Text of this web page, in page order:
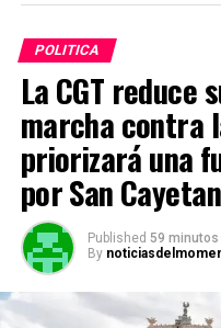
Leé también:Tras
Gobierno asegura
sanción de la Ley de
POLITICA
La CGT reduce
marcha contra
priorizará una
por San
Published 59 minutos
By